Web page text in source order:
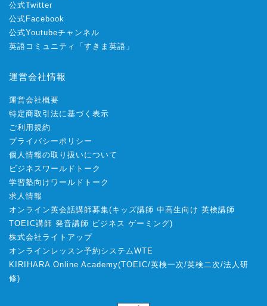
公式Twitter
公式Facebook
公式Youtubeチャンネル
英語コミュニティ「すきま英語」
運営会社情報
運営会社概要
特定商取引法に基づく表示
ご利用規約
プライバシーポリシー
個人情報の取り扱いについて
ビジネスワールドトーク
学習塾向けワールドトーク
求人情報
オンライン英会話講師募集(キッズ講師 中高生向け 英検講師
TOEIC講師 発音講師 ビジネス ゲーミング)
株式会社ライトアップ
オンラインレッスン予約システムWTE
KIRIHARA Online Academy(TOEIC/英検一次/英検二次/法人研
修)